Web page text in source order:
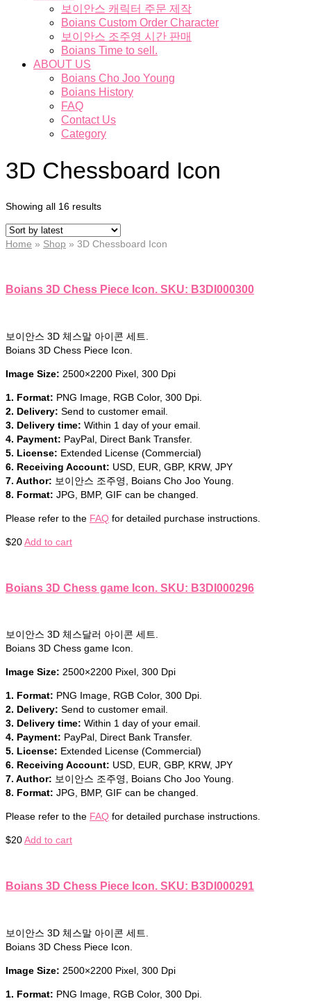
보이안스 캐릭터 주문 제작
Boians Custom Order Character
보이안스 조주영 시간 판매
Boians Time to sell.
ABOUT US
Boians Cho Joo Young
Boians History
FAQ
Contact Us
Category
3D Chessboard Icon
Showing all 16 results
Home » Shop » 3D Chessboard Icon
Boians 3D Chess Piece Icon. SKU: B3DI000300
보이안스 3D 체스말 아이콘 세트.
Boians 3D Chess Piece Icon.
Image Size: 2500×2200 Pixel, 300 Dpi
1. Format: PNG Image, RGB Color, 300 Dpi.
2. Delivery: Send to customer email.
3. Delivery time: Within 1 day of your email.
4. Payment: PayPal, Direct Bank Transfer.
5. License: Extended License (Commercial)
6. Receiving Account: USD, EUR, GBP, KRW, JPY
7. Author: 보이안스 조주영, Boians Cho Joo Young.
8. Format: JPG, BMP, GIF can be changed.
Please refer to the FAQ for detailed purchase instructions.
$20Add to cart
Boians 3D Chess game Icon. SKU: B3DI000296
보이안스 3D 체스달러 아이콘 세트.
Boians 3D Chess game Icon.
Image Size: 2500×2200 Pixel, 300 Dpi
1. Format: PNG Image, RGB Color, 300 Dpi.
2. Delivery: Send to customer email.
3. Delivery time: Within 1 day of your email.
4. Payment: PayPal, Direct Bank Transfer.
5. License: Extended License (Commercial)
6. Receiving Account: USD, EUR, GBP, KRW, JPY
7. Author: 보이안스 조주영, Boians Cho Joo Young.
8. Format: JPG, BMP, GIF can be changed.
Please refer to the FAQ for detailed purchase instructions.
$20Add to cart
Boians 3D Chess Piece Icon. SKU: B3DI000291
보이안스 3D 체스말 아이콘 세트.
Boians 3D Chess Piece Icon.
Image Size: 2500×2200 Pixel, 300 Dpi
1. Format: PNG Image, RGB Color, 300 Dpi.